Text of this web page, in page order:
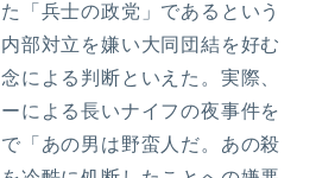
「兵士の政党」であるという
部対立を嫌い大同団結を好む
による判断といえた。実際、
による長いナイフの夜事件を
「あの男は野蛮人だ。あの殺